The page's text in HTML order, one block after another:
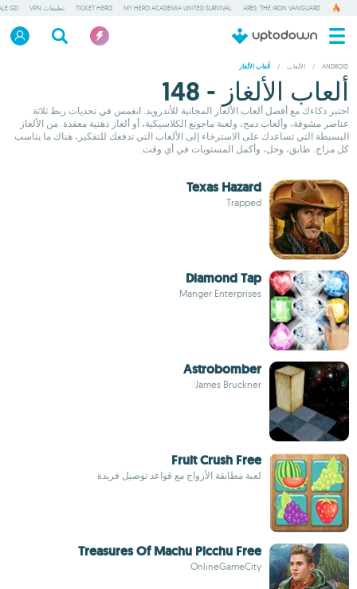
ARES: THE IRON VANGUARD
MY HERO ACADEMIA UNITED SURVIVAL
TICKET HERO تطبيقات VPN GD
ANDROID
/ الألعاب / ألعاب الألغاز
ألعاب الألغاز - 148
اختبر ذكاءك مع أفضل ألعاب الألغاز المجانية للأندرويد. انغمس في تحديات ربط ثلاثة
عناصر مشوقة، وألعاب دمج، ولعبة ماجونغ الكلاسيكية، أو ألغاز ذهنية معقدة. من الألغاز
البسيطة التي تساعدك على الاسترخاء إلى الألعاب التي تدفعك للتفكير، هناك ما يناسب
كل مزاج. طابق، وحل، وأكمل المستويات في أي وقت.
Texas Hazard
Trapped
Diamond Tap
Manger Enterprises
Astrobomber
James Bruckner
Fruit Crush Free
لعبة مطابقة الأزواج مع قواعد توصيل فريدة
Treasures Of Machu Picchu Free
OnlineGameCity